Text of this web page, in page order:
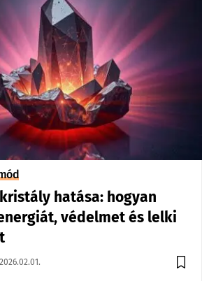
hatása: hogyan
védelmet és lelki
2026.02.01.